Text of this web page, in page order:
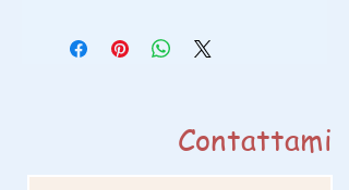
Contattami